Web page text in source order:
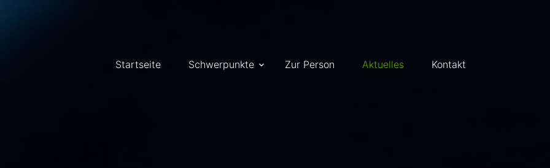
Startseite Schwerpunkte Zur Person Aktuelles Kontakt